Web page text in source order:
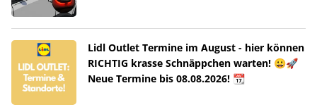
Lidl Outlet Termine im August - hier können
RICHTIG krasse Schnäppchen warten! 😀🚀
Neue Termine bis 08.08.2026! 📆